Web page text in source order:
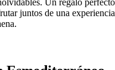
Un regalo
juntos de una